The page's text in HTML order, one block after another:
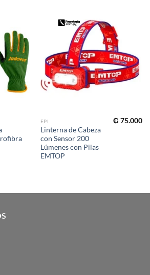
EPI
Linterna de Cabeza
con Sensor 200
Lúmenes con Pilas
EMTOP
₲ 75.000